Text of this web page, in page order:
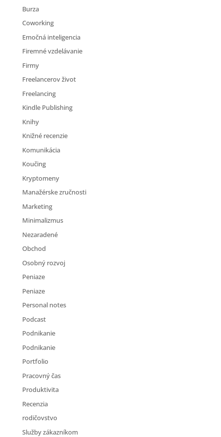
Burza
Coworking
Emočná inteligencia
Firemné vzdelávanie
Firmy
Freelancerov život
Freelancing
Kindle Publishing
Knihy
Knižné recenzie
Komunikácia
Koučing
Kryptomeny
Manažérske zručnosti
Marketing
Minimalizmus
Nezaradené
Obchod
Osobný rozvoj
Peniaze
Peniaze
Personal notes
Podcast
Podnikanie
Podnikanie
Portfolio
Pracovný čas
Produktivita
Recenzia
rodičovstvo
Služby zákazníkom